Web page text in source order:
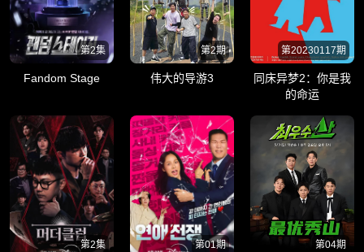
第2集
Fandom Stage
第2期
伟大的导游3
第20230117期
同床异梦2：你是我
的命运
第2集 第01期 第04期